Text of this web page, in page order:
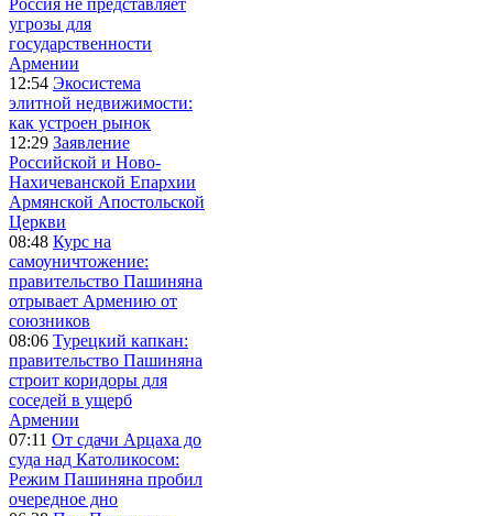
угрозы для
государственности
Армении
12:54 Экосистема
элитной недвижимости:
как устроен рынок
12:29 Заявление
Российской и Ново-
Нахичеванской Епархии
Армянской Апостольской
Церкви
08:48 Курс на
самоуничтожение:
правительство Пашиняна
отрывает Армению от
союзников
08:06 Турецкий капкан:
правительство Пашиняна
строит коридоры для
соседей в ущерб
Армении
07:11 От сдачи Арцаха до
суда над Католикосом:
Режим Пашиняна пробил
очередное дно